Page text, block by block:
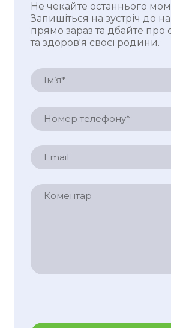
Не чекайте останнього
Запишіться на зустріч до
прямо зараз та дбайте про
та здоров'я своєї родини.